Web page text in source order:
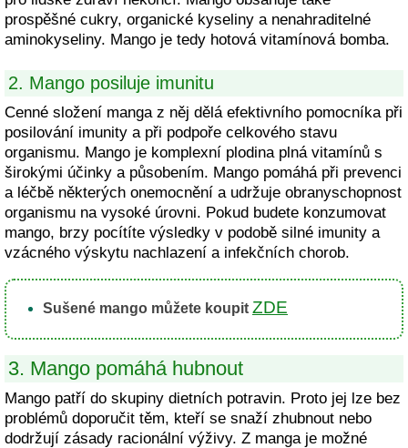
prospěšné cukry, organické kyseliny a nenahraditelné
aminokyseliny. Mango je tedy hotová vitamínová bomba.
2. Mango posiluje imunitu
Cenné složení manga z něj dělá efektivního pomocníka při
posilování imunity a při podpoře celkového stavu
organismu. Mango je komplexní plodina plná vitamínů s
širokými účinky a působením. Mango pomáhá při prevenci
a léčbě některých onemocnění a udržuje obranyschopnost
organismu na vysoké úrovni. Pokud budete konzumovat
mango, brzy pocítíte výsledky v podobě silné imunity a
vzácného výskytu nachlazení a infekčních chorob.
Sušené mango můžete koupit ZDE
3. Mango pomáhá hubnout
Mango patří do skupiny dietních potravin. Proto jej lze bez
problémů doporučit těm, kteří se snaží zhubnout nebo
dodržují zásady racionální výživy. Z manga je možné